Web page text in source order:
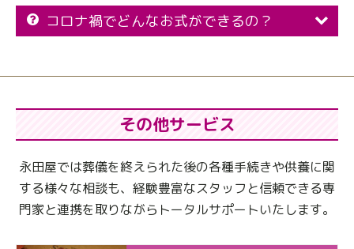
コロナ禍でどんなお式ができるの？
その他サービス
永田屋では葬儀を終えられた後の各種手続きや供養に関
する様々な相談も、 経験豊富なスタッフと信頼できる専
門家と連携を取りながらトータルサポートいたします。